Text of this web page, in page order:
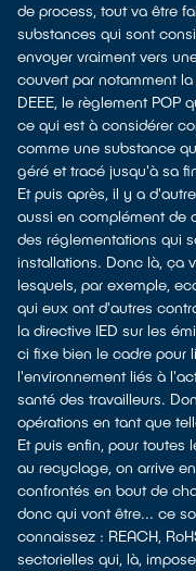
de process, tout va être
substances qui sont
envoyer vraiment vers
couvert par notamment
DEEE, le règlement POP
ce qui est à considérer
comme une substance
géré et tracé jusqu'à sa
Et puis après, il y a
aussi en complément de
des réglementations qui
installations. Donc là, ça
lesquels, par exemple,
qui eux ont d'autres
la directive IED sur les
ci fixe bien le cadre pour
l'environnement liés à
santé des travailleurs.
opérations en tant que
Et puis enfin, pour toutes
au recyclage, on arrive
confrontés en bout de
donc qui vont être... ce
connaissez : REACH,
sectorielles qui, là,